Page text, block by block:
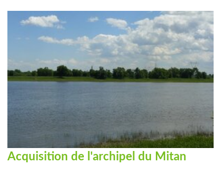
Acquisition de l'archipel du Mitan